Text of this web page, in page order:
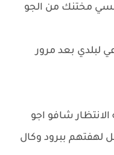
مختنك من الجو
لبلدي بعد مرور
شافو اجو
ببرود وكال